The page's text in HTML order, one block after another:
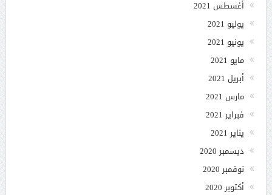
أغسطس 2021
يوليو 2021
يونيو 2021
مايو 2021
أبريل 2021
مارس 2021
فبراير 2021
يناير 2021
ديسمبر 2020
نوفمبر 2020
أكتوبر 2020